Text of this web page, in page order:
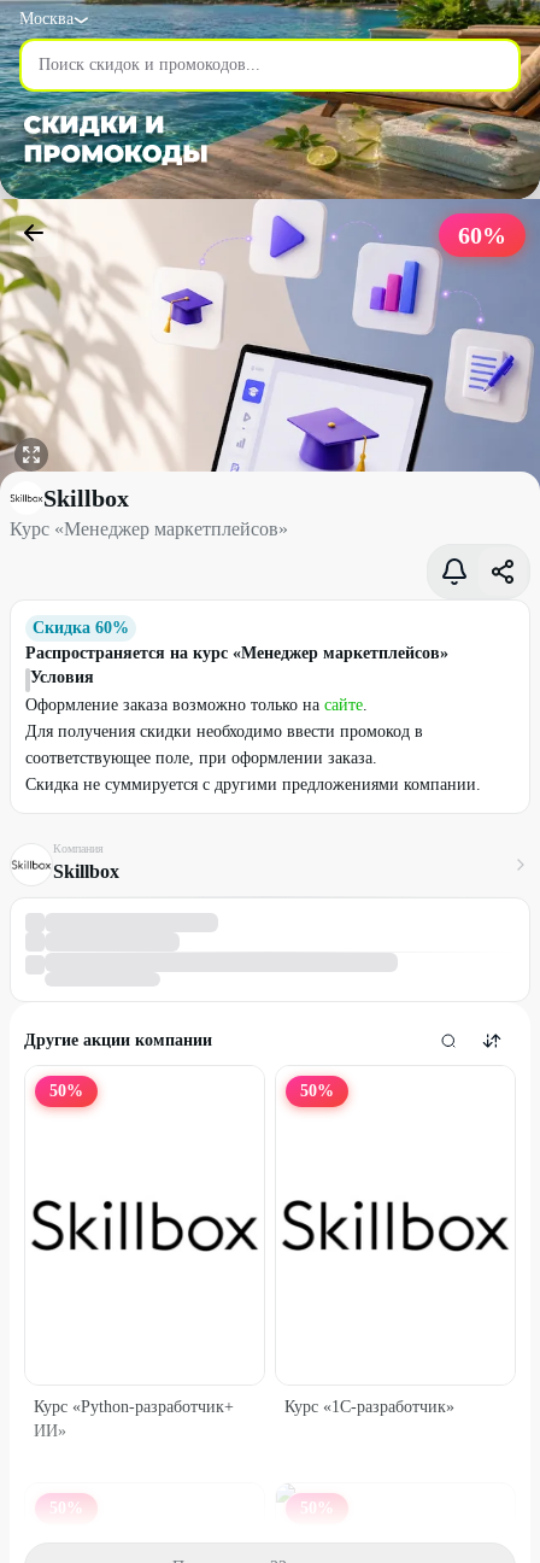
Москва
60%
Курс «Менеджер маркетплейсов» со скидкой 60% - Skillbox в
Skillbox
Курс «Менеджер маркетплейсов»
Скидка 60%
Распространяется на курс «Менеджер маркетплейсов»
Условия
Оформление заказа возможно только на сайте.
Для получения скидки необходимо ввести промокод в
соответствующее поле, при оформлении заказа.
Скидка не суммируется с другими предложениями компании.
Компания
Skillbox
Другие акции компании
50%
Курс «Python-разработчик+
ИИ»
50%
Курс «1C-разработчик»
50 % 50 %